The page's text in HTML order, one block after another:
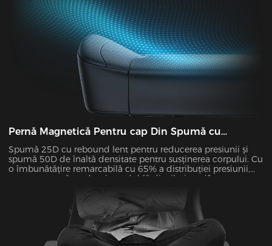
Pernă Magnetică Pentru cap Din Spumă cu
Memorie
Spumă 25D cu rebound lent pentru reducerea presiunii și
spumă 50D de înaltă densitate pentru susținerea corpului. Cu
o îmbunătățire remarcabilă cu 65% a distribuției presiunii,
spuma noastră cu densitate dublă distribuie uniform
picioarelor. Presiune zero pentru confort pe tot parcursul zilei!